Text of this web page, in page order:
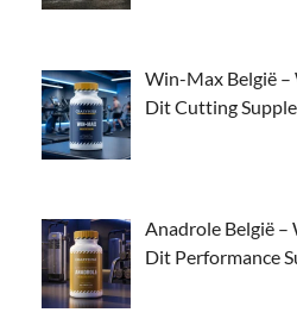
Win-Max België –
Dit Cutting
Anadrole België –
Dit Performance